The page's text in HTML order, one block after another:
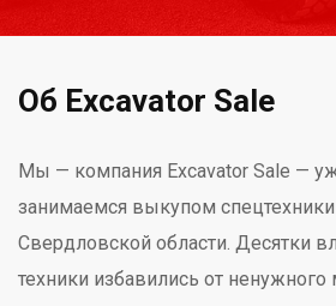
Об Excavator Sale
Мы — компания Excavator Sale —
занимаемся выкупом спецтехники
Свердловской области. Десятки
техники избавились от